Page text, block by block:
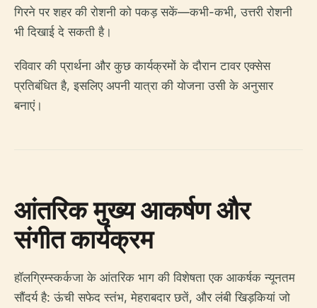
गिरने पर शहर की रोशनी को पकड़ सकें—कभी-कभी, उत्तरी रोशनी
भी दिखाई दे सकती है।
रविवार की प्रार्थना और कुछ कार्यक्रमों के दौरान टावर एक्सेस
प्रतिबंधित है, इसलिए अपनी यात्रा की योजना उसी के अनुसार
बनाएं।
आंतरिक मुख्य आकर्षण और
संगीत कार्यक्रम
हॉलग्रिम्स्कर्कजा के आंतरिक भाग की विशेषता एक आकर्षक न्यूनतम
सौंदर्य है: ऊंची सफेद स्तंभ, मेहराबदार छतें, और लंबी खिड़कियां जो